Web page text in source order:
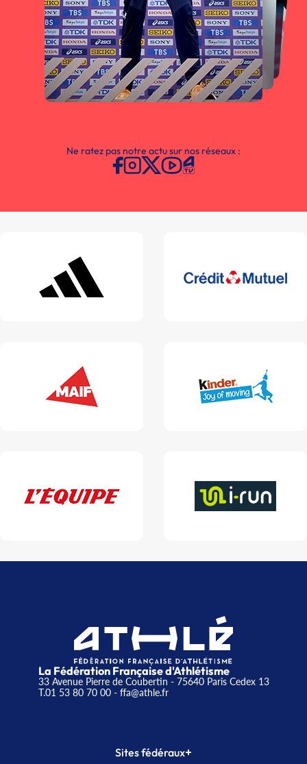
Ne ratez pas notre actu sur nos réseaux :
La Fédération Française d'Athlétisme
33 Avenue Pierre de Coubertin - 75640 Paris Cedex 13
T.01 53 80 70 00- ffa@athle.fr
Sites fédéraux+